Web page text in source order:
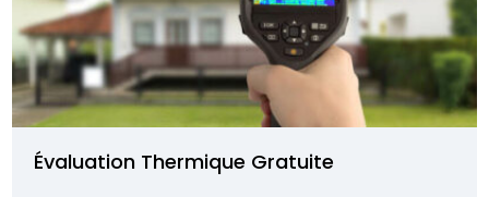
Évaluation Thermique Gratuite